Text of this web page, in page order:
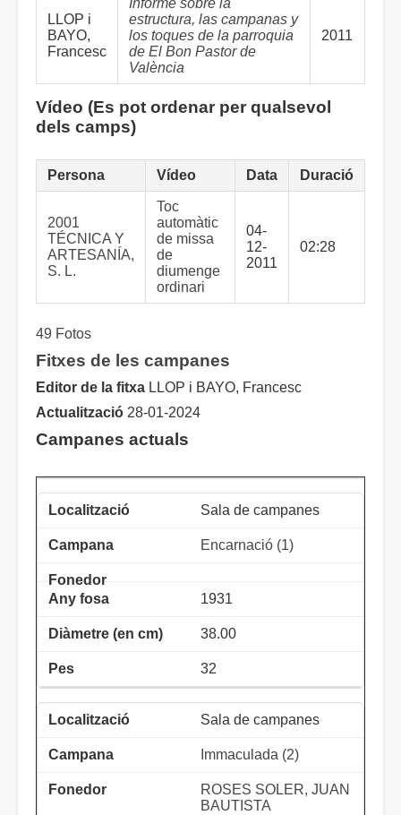
LLOP i
BAYO,
Francesc
Informe sobre la
estructura, las campanas y
los toques de la parroquia
de El Bon Pastor de
València
2011
Vídeo (Es pot ordenar per qualsevol
dels camps)
Persona Vídeo Data Duració
2001
TÉCNICA Y
ARTESANÍA,
S. L.
Toc
automàtic
de missa
de
diumenge
ordinari
04-
12-
2011
02:28
49 Fotos
Fitxes de les campanes
Editor de la fitxa LLOP i BAYO, Francesc
Actualització 28-01-2024
Campanes actuals
Sala de campanes
Encarnació (1)
1931
38.00
32
Sala de campanes
Immaculada (2)
ROSES SOLER, JUAN
BAUTISTA